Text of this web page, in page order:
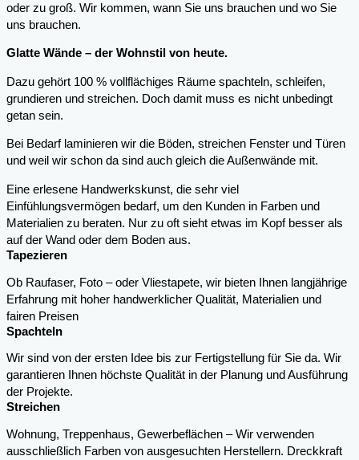
oder zu groß. Wir kommen, wann Sie uns brauchen und wo Sie
uns brauchen.
Glatte Wände – der Wohnstil von heute.
Dazu gehört 100 % vollflächiges Räume spachteln, schleifen,
grundieren und streichen. Doch damit muss es nicht unbedingt
getan sein.
Bei Bedarf laminieren wir die Böden, streichen Fenster und Türen
und weil wir schon da sind auch gleich die Außenwände mit.
Eine erlesene Handwerkskunst, die sehr viel
Einfühlungsvermögen bedarf, um den Kunden in Farben und
Materialien zu beraten. Nur zu oft sieht etwas im Kopf besser als
auf der Wand oder dem Boden aus.
Tapezieren
Ob Raufaser, Foto – oder Vliestapete, wir bieten Ihnen langjährige
Erfahrung mit hoher handwerklicher Qualität, Materialien und
fairen Preisen
Spachteln
Wir sind von der ersten Idee bis zur Fertigstellung für Sie da. Wir
garantieren Ihnen höchste Qualität in der Planung und Ausführung
der Projekte.
Streichen
Wohnung, Treppenhaus, Gewerbeflächen – Wir verwenden
ausschließlich Farben von ausgesuchten Herstellern. Dreckkraft